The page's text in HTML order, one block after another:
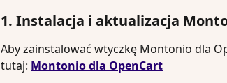
1. Instalacja i aktualizacja
Aby zainstalować wtyczkę Montonio dla
tutaj: Montonio dla OpenCart